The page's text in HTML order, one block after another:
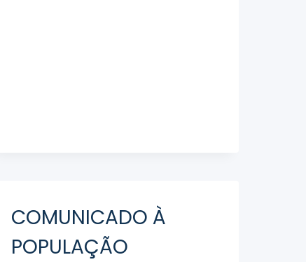
COMUNICADO À
POPULAÇÃO